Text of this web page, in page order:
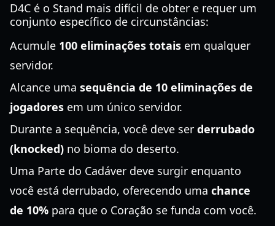
D4C é o Stand mais difícil de obter e requer um
conjunto específico de circunstâncias:
Acumule 100 eliminações totais em qualquer
servidor.
Alcance uma sequência de 10 eliminações de
jogadores em um único servidor.
Durante a sequência, você deve ser derrubado
(knocked) no bioma do deserto.
Uma Parte do Cadáver deve surgir enquanto
você está derrubado, oferecendo uma chance
de 10% para que o Coração se funda com você.